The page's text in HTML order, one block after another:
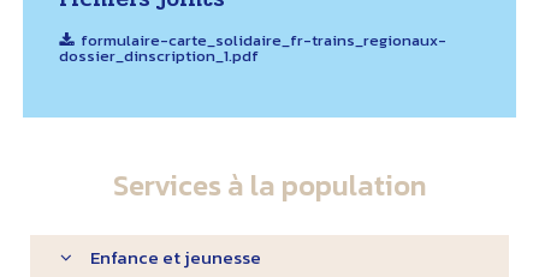
formulaire-carte_solidaire_fr-trains_regionaux-
dossier_dinscription_1.pdf
Services à la population
Enfance et jeunesse